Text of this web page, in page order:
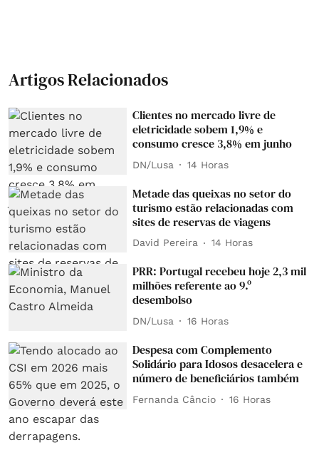
Artigos Relacionados
Clientes no mercado livre de
eletricidade sobem 1,9% e
consumo cresce 3,8% em junho
DN/Lusa 14 Horas
Metade das queixas no setor do
turismo estão relacionadas com
sites de reservas de viagens
David Pereira 14 Horas
PRR: Portugal recebeu hoje 2,3 mil
milhões referente ao 9.º
desembolso
DN/Lusa 16 Horas
Despesa com Complemento
Solidário para Idosos desacelera e
número de beneficiários também
Fernanda Câncio 16 Horas